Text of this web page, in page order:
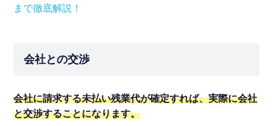
まで徹底解説！
会社との交渉
会社に請求する未払い残業代が確定すれば、実際に会社
と交渉することになります。